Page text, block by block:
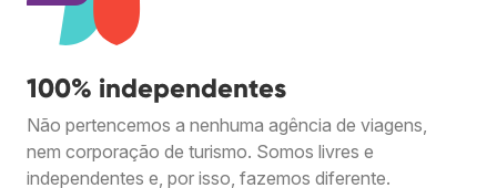
100% independentes
Não pertencemos a nenhuma agência de viagens,
nem corporação de turismo. Somos livres e
independentes e, por isso, fazemos diferente.